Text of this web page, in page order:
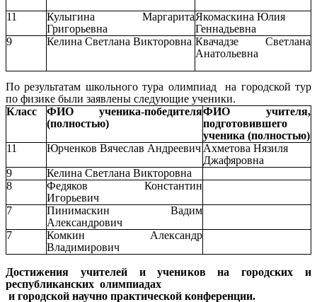
11
Кулыгина Маргарита
Григорьевна
Якомаскина Юлия
Геннадьевна
9
Келина Светлана Викторовна Квачадзе Светлана
Анатольевна
По результатам школьного тура олимпиад на городской тур
по физике были заявлены следующие ученики.
Класс
ФИО ученика-победителя
(полностью)
ФИО учителя,
подготовившего
ученика (полностью)
11
Юрченков Вячеслав Андреевич Ахметова Нязиля
Джафяровна
9
Келина Светлана Викторовна
8
Федяков Константин
Игорьевич
7
Пинимаскин Вадим
Александрович
7
Комкин Александр
Владимирович
Достижения учителей и учеников на городских и
республиканских олимпиадах
и городской научно практической конференции.